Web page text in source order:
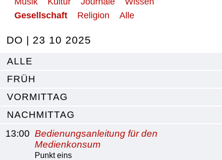
Gesellschaft
Religion Alle
DO | 23 10 2025
ALLE
FRÜH
VORMITTAG
NACHMITTAG
13:00 Bedienungsanleitung für den
Medienkonsum
Punkt eins